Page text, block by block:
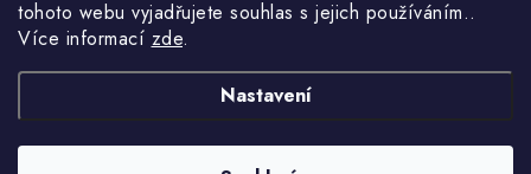
tohoto webu vyjadřujete souhlas s jejich používáním..
Více informací zde.
Nastavení